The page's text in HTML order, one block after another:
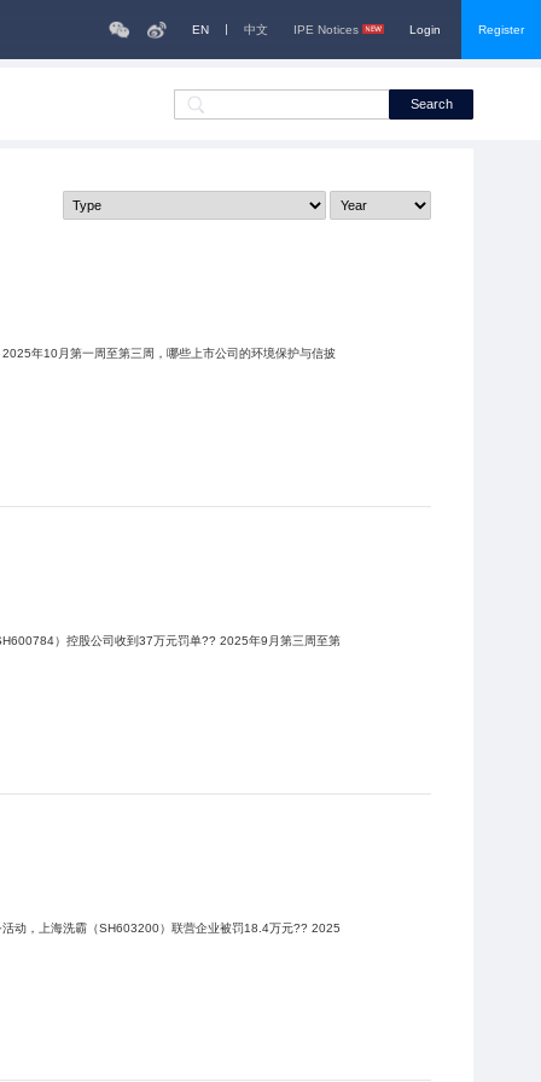
EN 中文 IPE Notices Login Register
Search
年10月第一周至第三周，哪些上市公司的环境保护与信披
收到37万元罚单?? 2025年9月第三周至第
上海洗霸（SH603200）联营企业被罚18.4万元?? 2025